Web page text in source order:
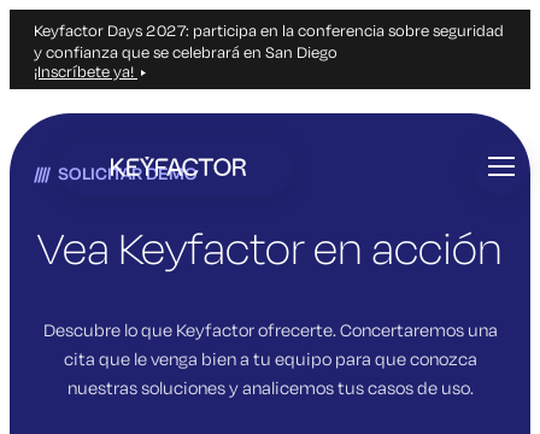
Keyfactor Days 2027: participa en la conferencia sobre seguridad
y confianza que se celebrará en San Diego
¡Inscríbete ya!
contenido
SOLICITAR DEMO
Vea Keyfactor en acción
Descubre lo que Keyfactor ofrecerte. Concertaremos una
cita que le venga bien a tu equipo para que conozca
nuestras soluciones y analicemos tus casos de uso.